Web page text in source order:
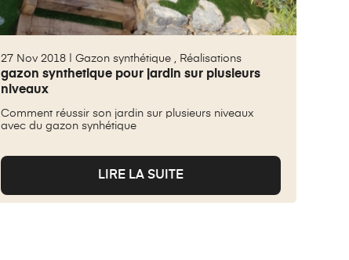
27 Nov 2018 | Gazon synthétique Réalisations
gazon synthetique pour jardin sur plusieurs
niveaux
Comment réussir son jardin sur plusieurs niveaux
avec du gazon synhétique
LIRE LA SUITE